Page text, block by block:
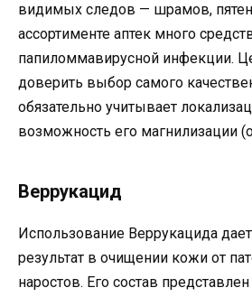
видимых следов — шрамов,
ассортименте аптек много
папиломмавирусной инфекции.
доверить выбор самого
обязательно учитывает
возможность его магнилизации
Веррукацид
Использование Веррукацида
результат в очищении кожи от
наростов. Его состав